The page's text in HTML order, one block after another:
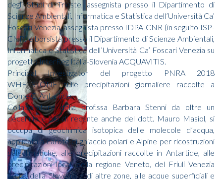
degli Studi di Trieste, assegnista presso il Dipartimento di
Scienze Ambientali, Informatica e Statistica dell’Università Ca’
Foscari Venezia, assegnista presso IDPA-CNR (in seguito ISP-
CNR) e borsista presso il Dipartimento di Scienze Ambientali,
Informatica e Statistica dell’Università Ca’ Foscari Venezia su
progetto InterReg Italia-Slovenia ACQUAVITIS.
Principal Investigator del progetto PNRA 2018
WHETSTONE sulle precipitazioni giornaliere raccolte a
Dome C, Antartide.
Collaboratore della prof.ssa Barbara Stenni da oltre un
decennio e più di recente anche del dott. Mauro Masiol, si
occupa di geochimica isotopica delle molecole d’acqua,
applicata a carote di ghiaccio polari e Alpine per ricostruzioni
paleclimatiche, alle precipitazioni raccolte in Antartide, alle
precipitazioni locali della regione Veneto, del Friuli Venezia
Giulia, della Slovenia e di altre zone, alle acque superficiali e